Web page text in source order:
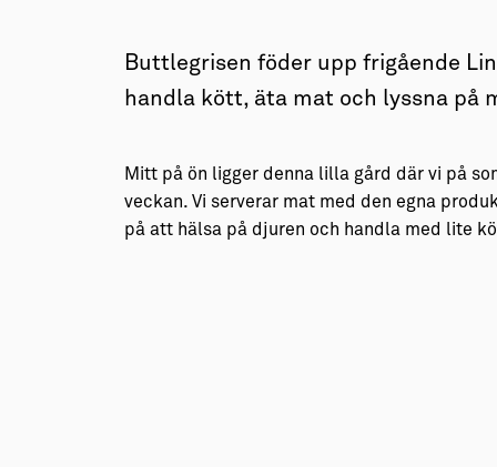
Buttlegrisen föder upp frigående
handla kött, äta mat och lyssna på
Mitt på ön ligger denna lilla gård där vi på
veckan. Vi serverar mat med den egna
på att hälsa på djuren och handla med lite